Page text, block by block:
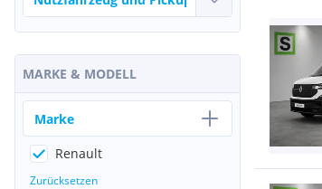
MARKE & MODELL
Marke
Renault
Zurücksetzen